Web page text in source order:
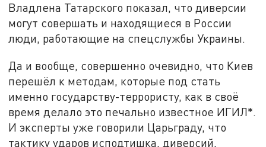
Владлена Татарского показал, что диверсии
могут совершать и находящиеся в России
люди, работающие на спецслужбы Украины.
Да и вообще, совершенно очевидно, что Киев
перешёл к методам, которые под стать
именно государству-террористу, как в своё
время делало это печально известное ИГИЛ*.
И эксперты уже говорили Царьграду, что
тактику ударов исподтишка, диверсий,